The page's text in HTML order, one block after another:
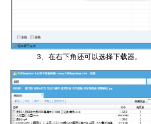
3、在右下角还可以选择下载器。